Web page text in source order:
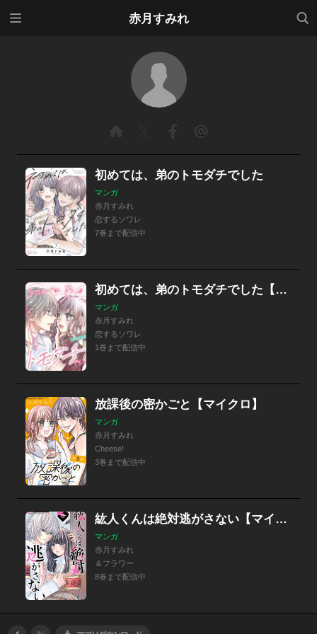
赤月すみれ
検索
初めては、弟のトモダチでした
マンガ
赤月すみれ
恋するソワレ
7巻まで配信中
初めては、弟のトモダチでした【描き下ろしおまけ付き特装版】
マンガ
赤月すみれ
恋するソワレ
1巻まで配信中
放課後の密かごと【マイクロ】
マンガ
赤月すみれ
Cheese!
3巻まで配信中
紘人くんは絶対逃がさない【マイクロ】
マンガ
赤月すみれ
＆フラワー
8巻まで配信中